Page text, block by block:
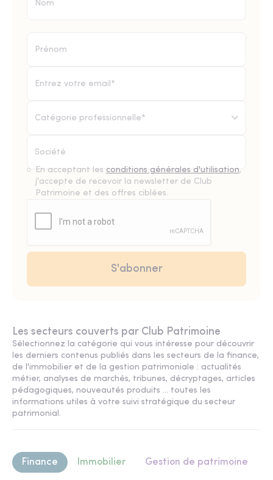
Catégorie professionnelle*
En acceptant les conditions générales d'utilisation,
j'accepte de recevoir la newsletter de Club
Patrimoine et des offres ciblées.
Les secteurs couverts par Club Patrimoine
Sélectionnez la catégorie qui vous intéresse pour découvrir
les derniers contenus publiés dans les secteurs de la finance,
de l'immobilier et de la gestion patrimoniale : actualités
métier, analyses de marchés, tribunes, décryptages, articles
pédagogiques, nouveautés produits ... toutes les
informations utiles à votre suivi stratégique du secteur
patrimonial.
Finance Immobilier Gestion de patrimoine